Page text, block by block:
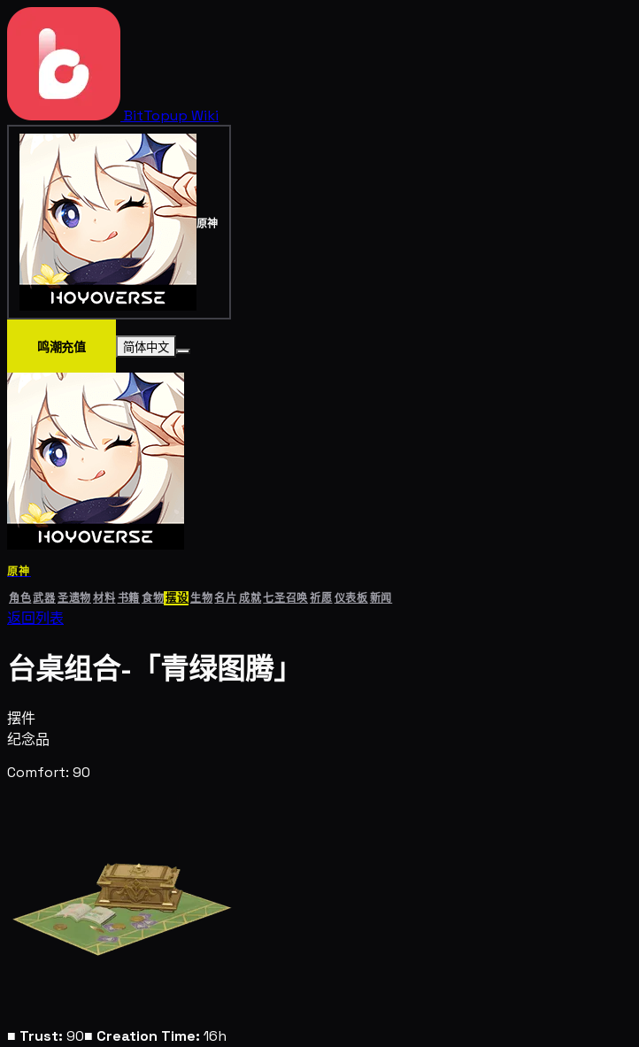
BitTopup Wiki
原神
鸣潮充值 简体中文
原神
角色武器圣遗物材料书籍食物摆设生物名片成就七圣召唤祈愿仪表板新闻
返回列表
台桌组合-「青绿图腾」
摆件
纪念品
Comfort: 90
■ Trust: 90■ Creation Time: 16h